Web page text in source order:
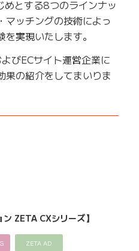
とする8つのラインナッ
マッチングの技術によっ
実現いたします。
びECサイト運営企業に
果の紹介をしてまいりま
ン ZETA CXシリーズ】
ZETA AD